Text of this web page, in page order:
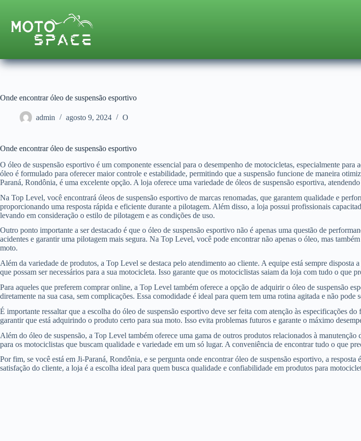
conteúdo
Onde encontrar óleo de suspensão esportivo
admin agosto 9, 2024 O
Onde encontrar óleo de suspensão esportivo
O óleo de suspensão esportivo é um componente essencial para o desempenho de motocicletas, especialmente
óleo é formulado para oferecer maior controle e estabilidade, permitindo que a suspensão funcione de maneira
Paraná, Rondônia, é uma excelente opção. A loja oferece uma variedade de óleos de suspensão esportiva,
Na Top Level, você encontrará óleos de suspensão esportivo de marcas renomadas, que garantem qualidade e
proporcionando uma resposta rápida e eficiente durante a pilotagem. Além disso, a loja possui profissionais
levando em consideração o estilo de pilotagem e as condições de uso.
Outro ponto importante a ser destacado é que o óleo de suspensão esportivo não é apenas uma questão de
acidentes e garantir uma pilotagem mais segura. Na Top Level, você pode encontrar não apenas o óleo, mas
moto.
Além da variedade de produtos, a Top Level se destaca pelo atendimento ao cliente. A equipe está sempre
que possam ser necessários para a sua motocicleta. Isso garante que os motociclistas saiam da loja com tudo o que
Para aqueles que preferem comprar online, a Top Level também oferece a opção de adquirir o óleo de suspensão
diretamente na sua casa, sem complicações. Essa comodidade é ideal para quem tem uma rotina agitada e não pode
É importante ressaltar que a escolha do óleo de suspensão esportivo deve ser feita com atenção às especificações
garantir que está adquirindo o produto certo para sua moto. Isso evita problemas futuros e garante o máximo
Além do óleo de suspensão, a Top Level também oferece uma gama de outros produtos relacionados à
para os motociclistas que buscam qualidade e variedade em um só lugar. A conveniência de encontrar tudo o que
Por fim, se você está em Ji-Paraná, Rondônia, e se pergunta onde encontrar óleo de suspensão esportivo, a
satisfação do cliente, a loja é a escolha ideal para quem busca qualidade e confiabilidade em produtos para